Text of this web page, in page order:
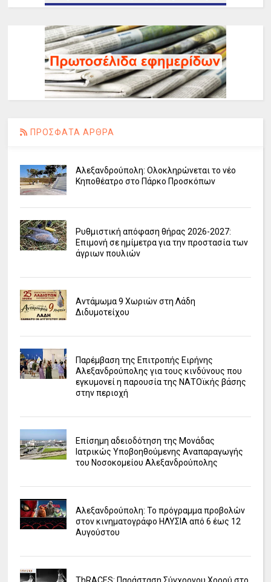
ΠΡΟΣΦΑΤΑ ΑΡΘΡΑ
Αλεξανδρούπολη: Ολοκληρώνεται το νέο
Κηποθέατρο στο Πάρκο Προσκόπων
Ρυθμιστική απόφαση θήρας 2026-2027:
Επιμονή σε ημίμετρα για την προστασία των
άγριων πουλιών
Αντάμωμα 9 Χωριών στη Λάδη
Διδυμοτείχου
Παρέμβαση της Επιτροπής Ειρήνης
Αλεξανδρούπολης για τους κινδύνους που
εγκυμονεί η παρουσία της ΝΑΤΟϊκής βάσης
στην περιοχή
Επίσημη αδειοδότηση της Μονάδας
Ιατρικώς Υποβοηθούμενης Αναπαραγωγής
του Νοσοκομείου Αλεξανδρούπολης
Αλεξανδρούπολη: Το πρόγραμμα προβολών
στον κινηματογράφο ΗΛΥΣΙΑ από 6 έως 12
Αυγούστου